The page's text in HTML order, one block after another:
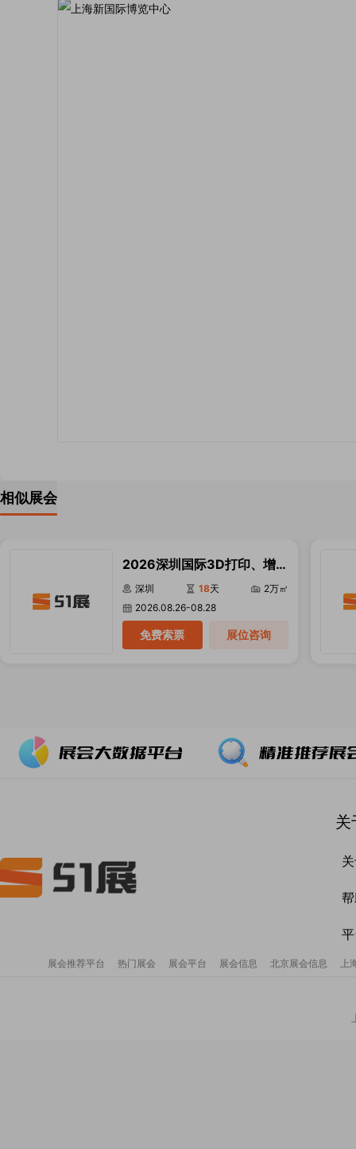
相似展会
2026深圳国际3D打印、增材
制造及精密成型展览会
深圳 18天
2万㎡
2026.08.26-08.28
免费索票 展位咨询
关
展会推荐平台 热门展会 展会平台 展会信息 北京展会信息 上